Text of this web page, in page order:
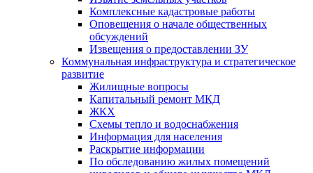
Комплексные кадастровые работы
Оповещения о начале общественных
обсуждений
Извещения о предоставлении ЗУ
Коммунальная инфраструктура и стратегическое
развитие
Жилищные вопросы
Капитальный ремонт МКД
ЖКХ
Схемы тепло и водоснабжения
Информация для населения
Раскрытие информации
По обследованию жилых помещений